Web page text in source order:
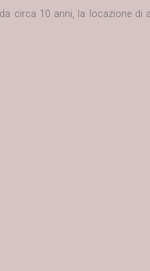
circa 10 anni, la locazione di